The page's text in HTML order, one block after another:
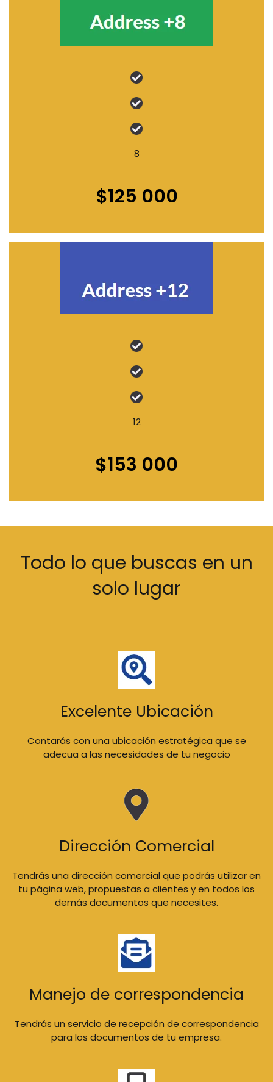
8
$125 000
12
$153 000
Todo lo que buscas en un
solo lugar
Excelente Ubicación
Contarás con una ubicación estratégica que se
adecua a las necesidades de tu negocio
Dirección Comercial
Tendrás una dirección comercial que podrás utilizar en
tu página web, propuestas a clientes y en todos los
demás documentos que necesites.
Manejo de correspondencia
Tendrás un servicio de recepción de correspondencia
para los documentos de tu empresa.